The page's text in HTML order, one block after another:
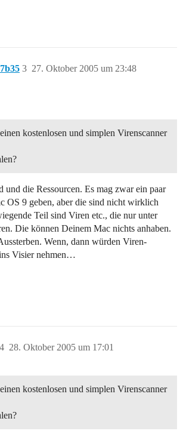
27. Oktober 2005 um 23:48
3
kostenlosen und simplen Virenscanner
und die Ressourcen. Es mag zwar ein paar
OS 9 geben, aber die sind nicht wirklich
Teil sind Viren etc., die nur unter
Die können Deinem Mac nichts anhaben.
Wenn, dann würden Viren-
Visier nehmen…
28. Oktober 2005 um 17:01
4
kostenlosen und simplen Virenscanner